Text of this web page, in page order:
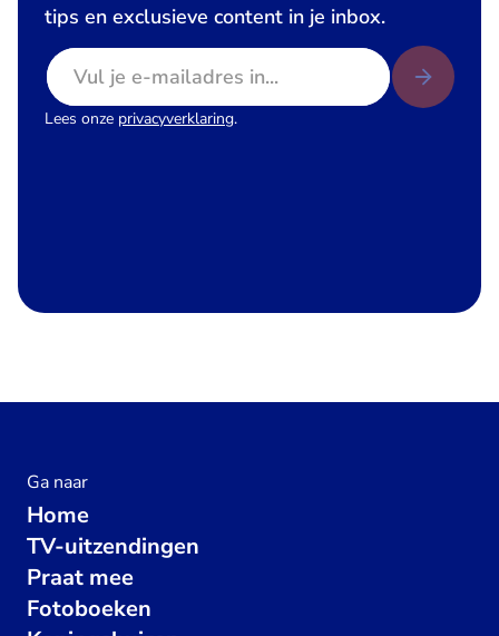
tips en exclusieve content in je inbox.
E-mailadres
Lees onze privacyverklaring.
Ga naar
Home
TV-uitzendingen
Praat mee
Fotoboeken